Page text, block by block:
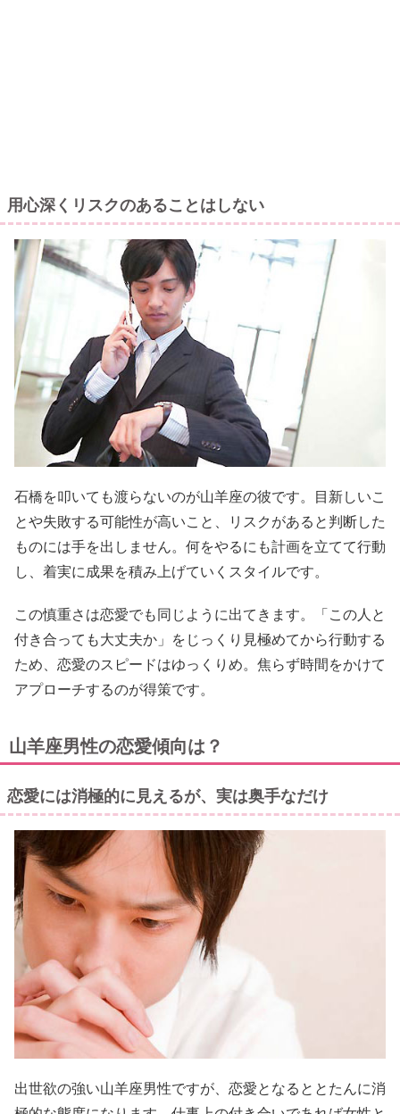
用心深くリスクのあることはしない
石橋を叩いても渡らないのが山羊座の彼です。目新しいこ
とや失敗する可能性が高いこと、リスクがあると判断した
ものには手を出しません。何をやるにも計画を立てて行動
し、着実に成果を積み上げていくスタイルです。
この慎重さは恋愛でも同じように出てきます。「この人と
付き合っても大丈夫か」をじっくり見極めてから行動する
ため、恋愛のスピードはゆっくりめ。焦らず時間をかけて
アプローチするのが得策です。
山羊座男性の恋愛傾向は？
恋愛には消極的に見えるが、実は奥手なだけ
出世欲の強い山羊座男性ですが、恋愛となるととたんに消